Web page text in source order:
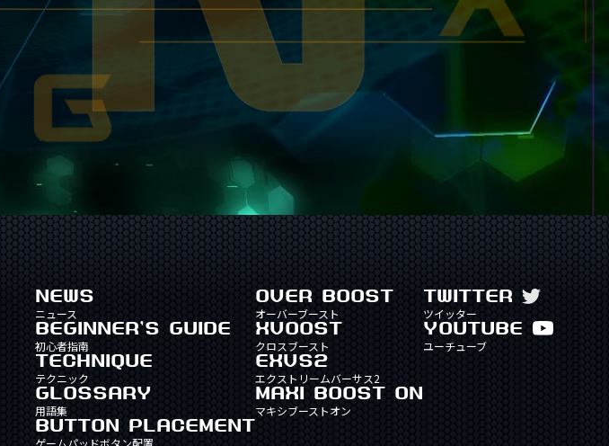
NEWS
ニュース
BEGINNER'S GUIDE
初心者指南
TECHNIQUE
テクニック
GLOSSARY
用語集
BUTTON PLACEMENT
ゲームパッドボタン配置
OVER BOOST
オーバーブースト
XVOOST
クロスブースト
EXVS2
エクストリームバーサス2
MAXI BOOST ON
マキシブーストオン
TWITTER
ツイッター
YOUTUBE
ユーチューブ